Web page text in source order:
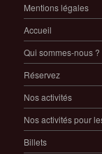
Mentions légales
Accueil
Qui sommes-nous ?
Réservez
Nos activités
Nos activités pour
Billets